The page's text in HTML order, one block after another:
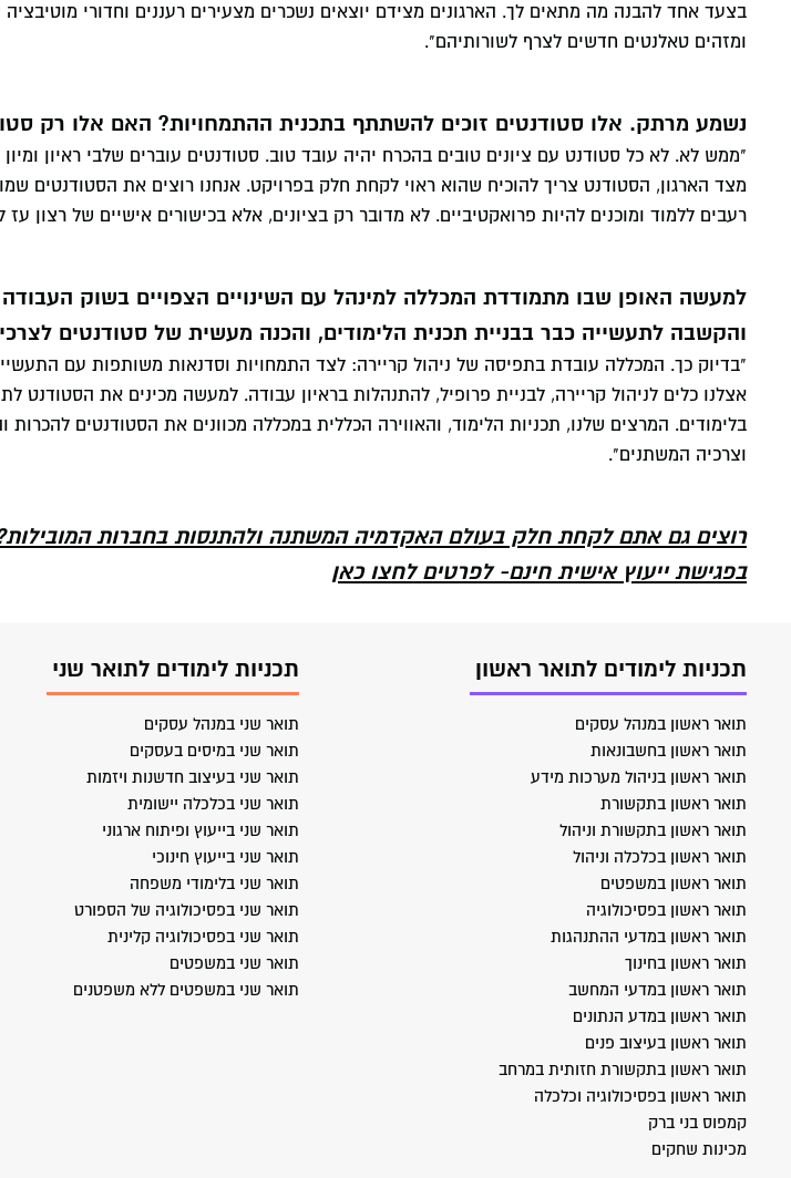
בצעד אחד להבנה מה מתאים לך. הארגונים מצידם יוצאים נשכרים מצעירים רעננים וחדורי
ומזהים טאלנטים חדשים לצרף לשורותיהם".
נשמע מרתק. אלו סטודנטים זוכים להשתתף בתכנית ההתמחויות? האם אלו רק
"ממש לא. לא כל סטודנט עם ציונים טובים בהכרח יהיה עובד טוב. סטודנטים עוברים שלבי ראיון
מצד הארגון, הסטודנט צריך להוכיח שהוא ראוי לקחת חלק בפרויקט. אנחנו רוצים את הסטודנטים
רעבים ללמוד ומוכנים להיות פרואקטיביים. לא מדובר רק בציונים, אלא בכישורים אישיים של רצון עז
למעשה האופן שבו מתמודדת המכללה למינהל עם השינויים הצפויים בשוק
והקשבה לתעשייה כבר בבניית תכנית הלימודים, והכנה מעשית של סטודנטים
"בדיוק כך. המכללה עובדת בתפיסה של ניהול קריירה: לצד התמחויות וסדנאות משותפות עם
אצלנו כלים לניהול קריירה, לבניית פרופיל, להתנהלות בראיון עבודה. למעשה מכינים את הסטודנט
בלימודים. המרצים שלנו, תכניות הלימוד, והאווירה הכללית במכללה מכוונים את הסטודנטים
וצרכיה המשתנים".
רוצים גם אתם לקחת חלק בעולם האקדמיה המשתנה ולהתנסות בחברות
בפגישת ייעוץ אישית חינם- לפרטים לחצו כאן
תכניות לימודים לתואר ראשון
תואר ראשון במנהל עסקים
תואר ראשון בחשבונאות
תואר ראשון בניהול מערכות מידע
תואר ראשון בתקשורת
תואר ראשון בתקשורת וניהול
תואר ראשון בכלכלה וניהול
תואר ראשון במשפטים
תואר ראשון בפסיכולוגיה
תואר ראשון במדעי ההתנהגות
תואר ראשון בחינוך
תואר ראשון במדעי המחשב
תואר ראשון במדע הנתונים
תואר ראשון בעיצוב פנים
תואר ראשון בתקשורת חזותית במרחב
תואר ראשון בפסיכולוגיה וכלכלה
קמפוס בני ברק
מכינות שחקים
תכניות לימודים לתואר שני
תואר שני במנהל עסקים
תואר שני במיסים בעסקים
תואר שני בעיצוב חדשנות ויזמות
תואר שני בכלכלה יישומית
תואר שני בייעוץ ופיתוח ארגוני
תואר שני בייעוץ חינוכי
תואר שני בלימודי משפחה
תואר שני בפסיכולוגיה של הספורט
תואר שני בפסיכולוגיה קלינית
תואר שני במשפטים
תואר שני במשפטים ללא משפטנים